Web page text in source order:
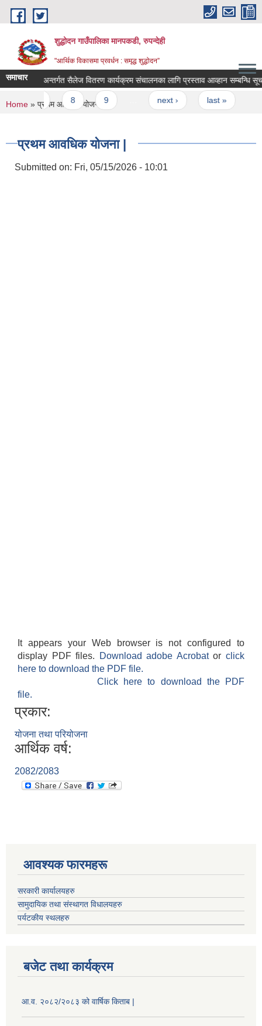
Skip to main content
शुद्धोदन गाउँपालिका मानपकडी, रुपन्देही
"आर्थिक विकासमा प्रवर्धन : समृद्ध शुद्धोदन”
समाचार
शाखा अन्तर्गत सैलेज वितरण कार्यक्रम संचालनका लागि प्रस्ताव आव्हान सम्बन्धि सूचना |
8 9 next › last »
You are here
Home » प्रथम आवधिक योजना |
प्रथम आवधिक योजना |
Submitted on: Fri, 05/15/2026 - 10:01
It appears your Web browser is not configured to
display PDF files.
Download adobe Acrobatorclick
here to download the PDF file.
Click here to download the PDF
file.
प्रकार:
योजना तथा परियोजना
आर्थिक वर्ष:
2082/2083
आवश्यक फारमहरू
सरकारी कार्यालयहरु
सामुदायिक तथा संस्थागत विधालयहरु
पर्यटकीय स्थलहरु
बजेट तथा कार्यक्रम
आ.व. २०८२/२०८३ को वार्षिक किताब |